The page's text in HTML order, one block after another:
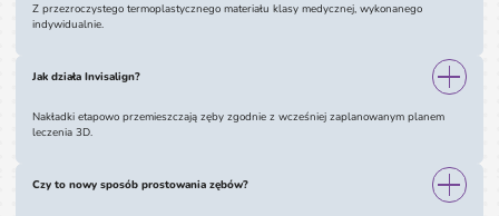
Z przezroczystego termoplastycznego materiału klasy medycznej, wykonanego
indywidualnie.
Jak działa Invisalign?
Nakładki etapowo przemieszczają zęby zgodnie z wcześniej zaplanowanym planem
leczenia 3D.
Czy to nowy sposób prostowania zębów?